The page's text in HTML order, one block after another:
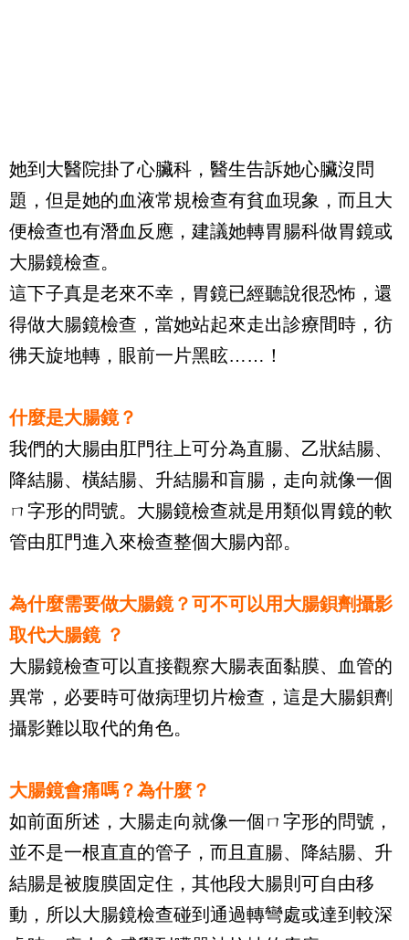
她到大醫院掛了心臟科，醫生告訴她心臟沒問
題，但是她的血液常規檢查有貧血現象，而且大
便檢查也有潛血反應，建議她轉胃腸科做胃鏡或
大腸鏡檢查。
這下子真是老來不幸，胃鏡已經聽說很恐怖，還
得做大腸鏡檢查，當她站起來走出診療間時，彷
彿天旋地轉，眼前一片黑眩……！
什麼是大腸鏡？
我們的大腸由肛門往上可分為直腸、乙狀結腸、
降結腸、橫結腸、升結腸和盲腸，走向就像一個
ㄇ字形的問號。大腸鏡檢查就是用類似胃鏡的軟
管由肛門進入來檢查整個大腸內部。
為什麼需要做大腸鏡？可不可以用大腸鋇劑攝影
取代大腸鏡 ？
大腸鏡檢查可以直接觀察大腸表面黏膜、血管的
異常，必要時可做病理切片檢查，這是大腸鋇劑
攝影難以取代的角色。
大腸鏡會痛嗎？為什麼？
如前面所述，大腸走向就像一個ㄇ字形的問號，
並不是一根直直的管子，而且直腸、降結腸、升
結腸是被腹膜固定住，其他段大腸則可自由移
動，所以大腸鏡檢查碰到通過轉彎處或達到較深